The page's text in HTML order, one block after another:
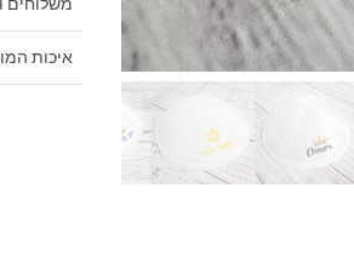
איכות